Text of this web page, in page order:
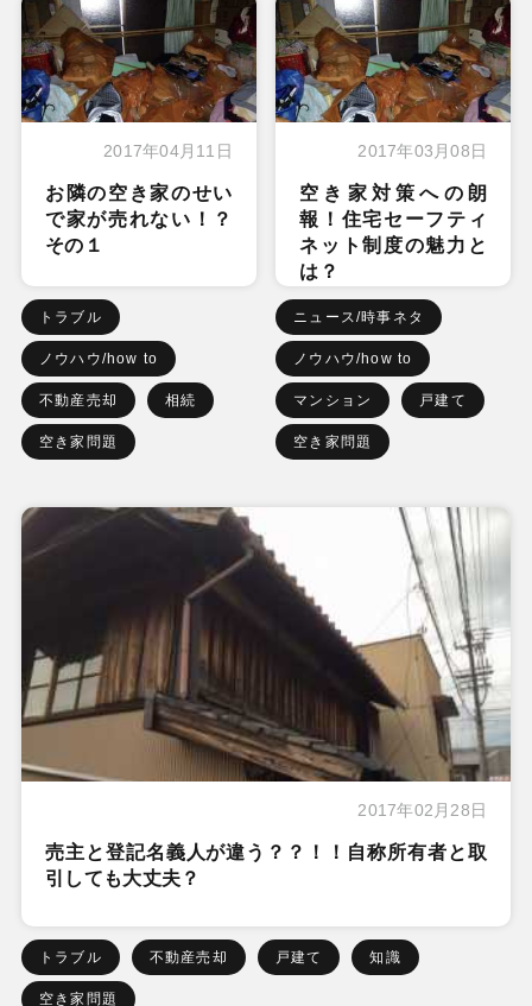
2017年04月11日
お隣の空き家のせい
で家が売れない！？
その１
トラブル
ノウハウ/how to
不動産売却 相続
空き家問題
2017年03月08日
空き家対策への朗
報！住宅セーフティ
ネット制度の魅力と
は？
ニュース/時事ネタ
ノウハウ/how to
マンション 戸建て
空き家問題
2017年02月28日
売主と登記名義人が違う？？！！自称所有者と取
引しても大丈夫？
トラブル 不動産売却 戸建て 知識
空き家問題